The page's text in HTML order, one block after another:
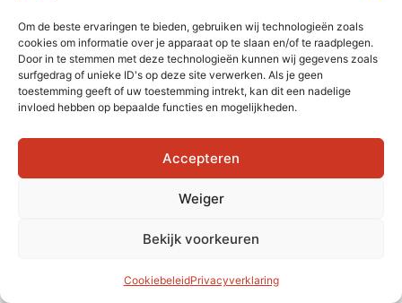
Om de beste ervaringen te bieden, gebruiken wij technologieën zoals
cookies om informatie over je apparaat op te slaan en/of te raadplegen.
Door in te stemmen met deze technologieën kunnen wij gegevens zoals
surfgedrag of unieke ID's op deze site verwerken. Als je geen
toestemming geeft of uw toestemming intrekt, kan dit een nadelige
invloed hebben op bepaalde functies en mogelijkheden.
Accepteren
Weiger
Bekijk voorkeuren
CookiebeleidPrivacyverklaring
hoe kies je de juiste
matras voor jouw
perfecte nachtrust?